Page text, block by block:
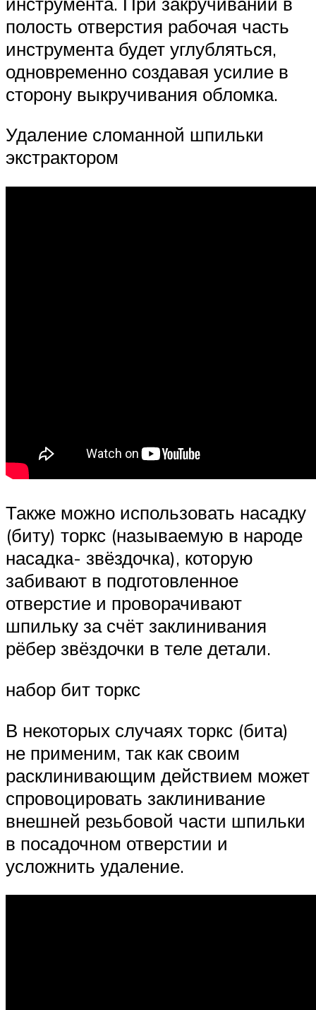
полость отверстия рабочая часть
инструмента будет углубляться,
одновременно создавая усилие в
сторону выкручивания обломка.
Удаление сломанной шпильки
экстрактором
Также можно использовать насадку
(биту) торкс (называемую в народе
насадка- звёздочка), которую
забивают в подготовленное
отверстие и проворачивают
шпильку за счёт заклинивания
рёбер звёздочки в теле детали.
набор бит торкс
В некоторых случаях торкс (бита)
не применим, так как своим
расклинивающим действием может
спровоцировать заклинивание
внешней резьбовой части шпильки
в посадочном отверстии и
усложнить удаление.